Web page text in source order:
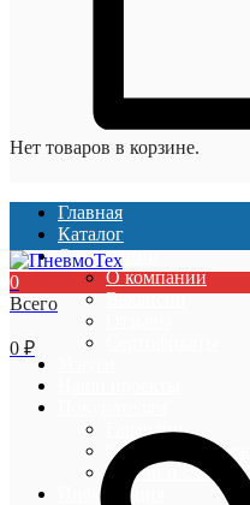
Нет товаров в корзине.
Главная
Каталог
О компании
О компании
Вакансии
Гарантии
Оплата и доставка
Акции и скидки
Информация
0
Всего
0 ₽